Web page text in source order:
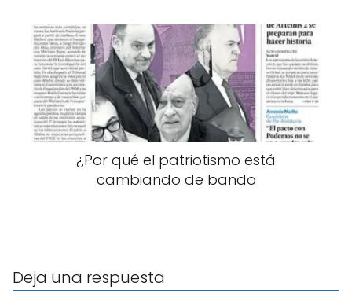
¿Por qué el patriotismo está
cambiando de bando
Deja una respuesta